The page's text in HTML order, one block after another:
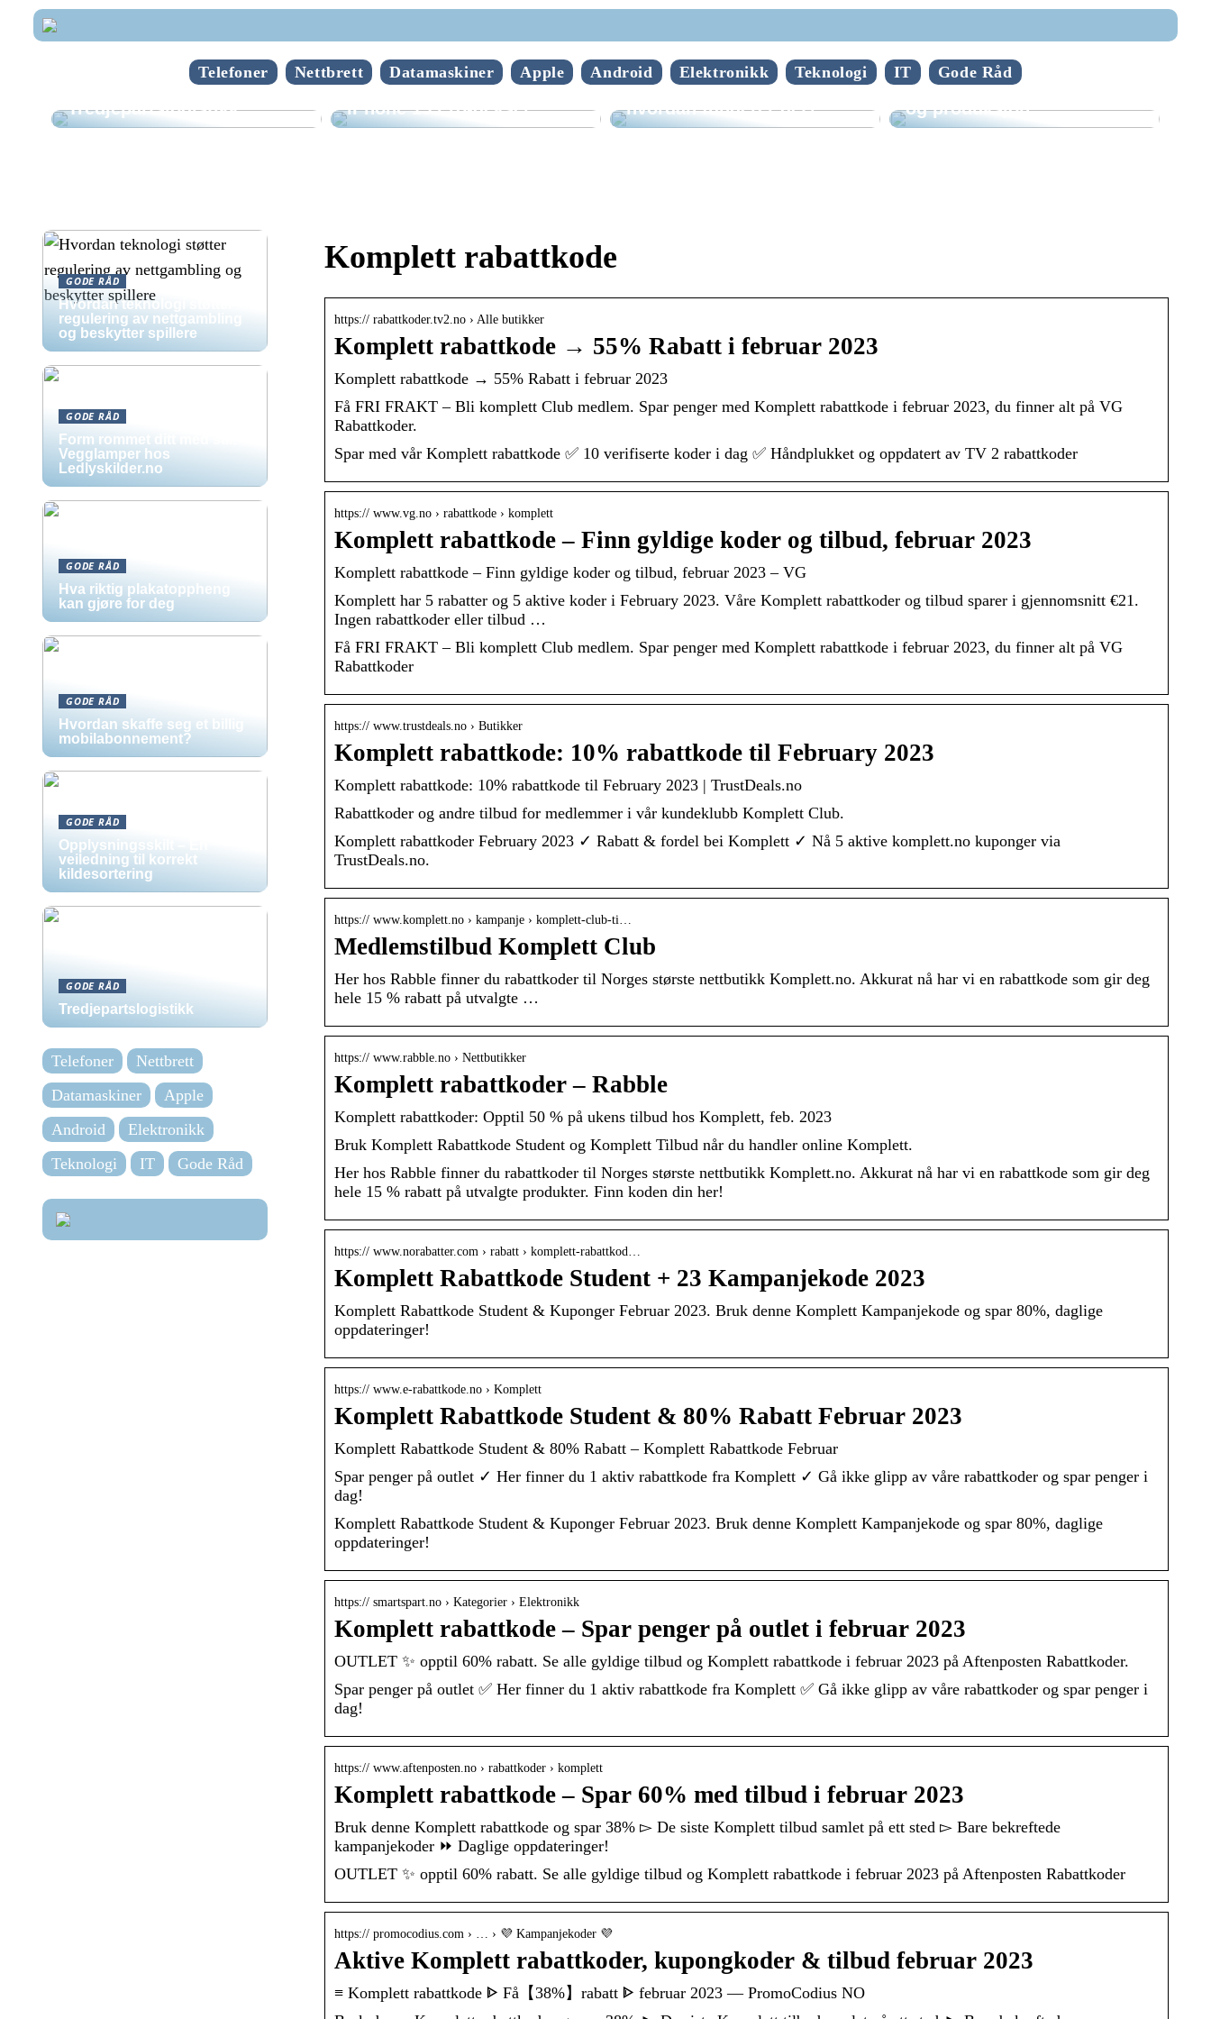
Telefoner Nettbrett Datamaskiner Apple Android Elektronikk Teknologi IT Gode Råd
Tredjepartslogistikk
Hvordan velge riktig
iPhone 15 Pro-deksel
Hva er mobilepos og
hvordan fungerer det?
Spennende teknologi
fornyer mekanisk industri
og produksjon
Komplett rabattkode
https:// rabattkoder.tv2.no › Alle butikker
Komplett rabattkode → 55% Rabatt i februar 2023
Komplett rabattkode → 55% Rabatt i februar 2023
Få FRI FRAKT – Bli komplett Club medlem. Spar penger med Komplett rabattkode i februar 2023, du finner alt på VG
Rabattkoder.
Spar med vår Komplett rabattkode ✅ 10 verifiserte koder i dag ✅ Håndplukket og oppdatert av TV 2 rabattkoder
https:// www.vg.no › rabattkode › komplett
Komplett rabattkode – Finn gyldige koder og tilbud, februar 2023
Komplett rabattkode – Finn gyldige koder og tilbud, februar 2023 – VG
Komplett har 5 rabatter og 5 aktive koder i February 2023. Våre Komplett rabattkoder og tilbud sparer i gjennomsnitt €21.
Ingen rabattkoder eller tilbud …
Få FRI FRAKT – Bli komplett Club medlem. Spar penger med Komplett rabattkode i februar 2023, du finner alt på VG
Rabattkoder
https:// www.trustdeals.no › Butikker
Komplett rabattkode: 10% rabattkode til February 2023
Komplett rabattkode: 10% rabattkode til February 2023 | TrustDeals.no
Rabattkoder og andre tilbud for medlemmer i vår kundeklubb Komplett Club.
Komplett rabattkoder February 2023 ✓ Rabatt & fordel bei Komplett ✓ Nå 5 aktive komplett.no kuponger via
TrustDeals.no.
https:// www.komplett.no › kampanje › komplett-club-ti…
Medlemstilbud Komplett Club
Her hos Rabble finner du rabattkoder til Norges største nettbutikk Komplett.no. Akkurat nå har vi en rabattkode som gir deg
hele 15 % rabatt på utvalgte …
https:// www.rabble.no › Nettbutikker
Komplett rabattkoder – Rabble
Komplett rabattkoder: Opptil 50 % på ukens tilbud hos Komplett, feb. 2023
Bruk Komplett Rabattkode Student og Komplett Tilbud når du handler online Komplett.
Her hos Rabble finner du rabattkoder til Norges største nettbutikk Komplett.no. Akkurat nå har vi en rabattkode som gir deg
hele 15 % rabatt på utvalgte produkter. Finn koden din her!
https:// www.norabatter.com › rabatt › komplett-rabattkod…
Komplett Rabattkode Student + 23 Kampanjekode 2023
Komplett Rabattkode Student & Kuponger Februar 2023. Bruk denne Komplett Kampanjekode og spar 80%, daglige
oppdateringer!
https:// www.e-rabattkode.no › Komplett
Komplett Rabattkode Student & 80% Rabatt Februar 2023
Komplett Rabattkode Student & 80% Rabatt – Komplett Rabattkode Februar
Spar penger på outlet ✓ Her finner du 1 aktiv rabattkode fra Komplett ✓ Gå ikke glipp av våre rabattkoder og spar penger i
dag!
Komplett Rabattkode Student & Kuponger Februar 2023. Bruk denne Komplett Kampanjekode og spar 80%, daglige
oppdateringer!
https:// smartspart.no › Kategorier › Elektronikk
Komplett rabattkode – Spar penger på outlet i februar 2023
OUTLET ✨ opptil 60% rabatt. Se alle gyldige tilbud og Komplett rabattkode i februar 2023 på Aftenposten Rabattkoder.
Spar penger på outlet ✅ Her finner du 1 aktiv rabattkode fra Komplett ✅ Gå ikke glipp av våre rabattkoder og spar penger i
dag!
https:// www.aftenposten.no › rabattkoder › komplett
Komplett rabattkode – Spar 60% med tilbud i februar 2023
Bruk denne Komplett rabattkode og spar 38% ▻ De siste Komplett tilbud samlet på ett sted ▻ Bare bekreftede
kampanjekoder ⏩ Daglige oppdateringer!
OUTLET ✨ opptil 60% rabatt. Se alle gyldige tilbud og Komplett rabattkode i februar 2023 på Aftenposten Rabattkoder
https:// promocodius.com › … › 💜 Kampanjekoder 💜
Aktive Komplett rabattkoder, kupongkoder & tilbud februar 2023
≡ Komplett rabattkode ᐈ Få【38%】rabatt ᐈ februar 2023 — PromoCodius NO
GODE RÅD
Hvordan teknologi støtter
regulering av nettgambling
og beskytter spillere
GODE RÅD
Form rommet ditt med stil:
Vegglamper hos
Ledlyskilder.no
GODE RÅD
Hva riktig plakatoppheng
kan gjøre for deg
GODE RÅD
Hvordan skaffe seg et billig
mobilabonnement?
GODE RÅD
Opplysningsskilt – En
veiledning til korrekt
kildesortering
GODE RÅD
Tredjepartslogistikk
Telefoner
Nettbrett
Datamaskiner
Apple
Android
Elektronikk
Teknologi
IT Gode Råd